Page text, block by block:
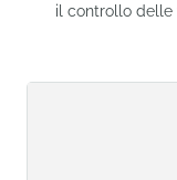
il controllo delle